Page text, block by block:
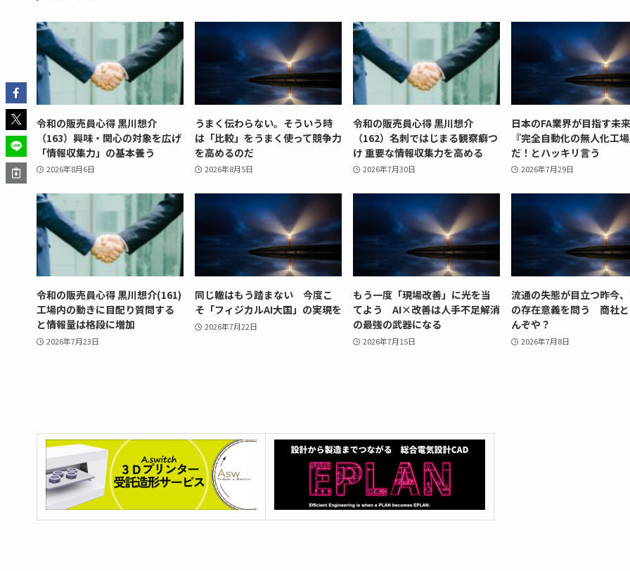
令和の販売員心得 黒川想介
（163）興味・関心の対象を広げ
「情報収集力」の基本養う
2026年8月6日
うまく伝わらない。そういう時
は「比較」をうまく使って競争力
を高めるのだ
2026年8月5日
令和の販売員心得 黒川想介
（162）名刺ではじまる観察癖つ
け 重要な情報収集力を高める
2026年7月30日
日本のFA業界が目指す未
『完全自動化の無人化工
だ！とハッキリ言う
2026年7月29日
令和の販売員心得 黒川想介(161)
工場内の動きに目配り質問する
と情報量は格段に増加
2026年7月23日
同じ轍はもう踏まない 今度こ
そ「フィジカルAI大国」の実現を
2026年7月22日
もう一度「現場改善」に光を当
てよう AI×改善は人手不足解消
の最強の武器になる
2026年7月15日
流通の失態が目立つ昨今
の存在意義を問う 商社
んぞや？
2026年7月8日